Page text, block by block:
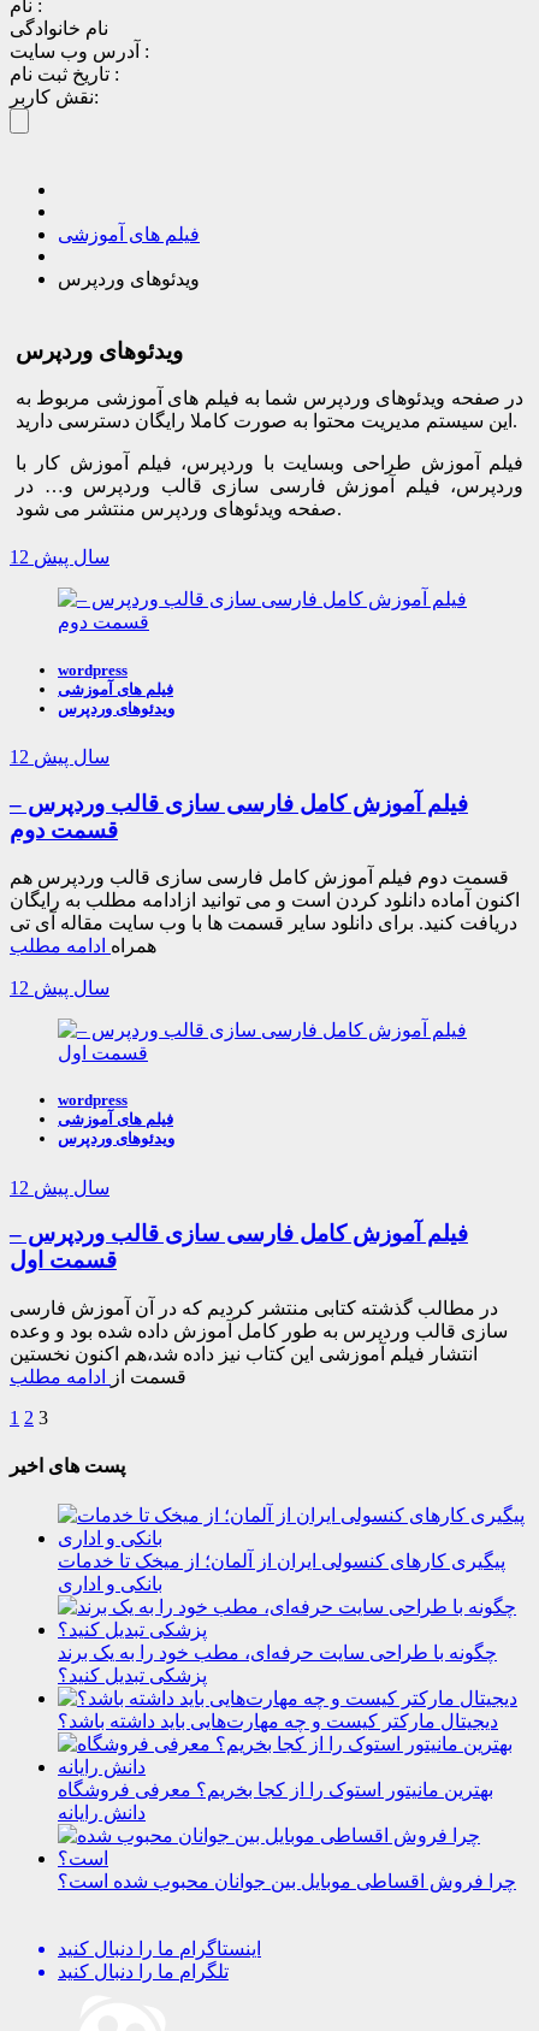
نام :
نام خانوادگی
آدرس وب سایت :
تاریخ ثبت نام :
نقش کاربر:
فیلم های آموزشی
ویدئوهای وردپرس
ویدئوهای وردپرس
در صفحه ویدئوهای وردپرس شما به فیلم های آموزشی مربوط به
این سیستم مدیریت محتوا به صورت کاملا رایگان دسترسی دارید.
فیلم آموزش طراحی وبسایت با وردپرس، فیلم آموزش کار با
وردپرس، فیلم آموزش فارسی سازی قالب وردپرس و… در
صفحه ویدئوهای وردپرس منتشر می شود.
12 سال پیش
wordpress
فیلم های آموزشی
ویدئوهای وردپرس
12 سال پیش
فیلم آموزش کامل فارسی سازی قالب وردپرس –
قسمت دوم
قسمت دوم فیلم آموزش کامل فارسی سازی قالب وردپرس هم
اکنون آماده دانلود کردن است و می توانید ازادامه مطلب به رایگان
دریافت کنید. برای دانلود سایر قسمت ها با وب سایت مقاله آی تی
همراه ادامه مطلب
12 سال پیش
wordpress
فیلم های آموزشی
ویدئوهای وردپرس
12 سال پیش
فیلم آموزش کامل فارسی سازی قالب وردپرس –
قسمت اول
در مطالب گذشته کتابی منتشر کردیم که در آن آموزش فارسی
سازی قالب وردپرس به طور کامل آموزش داده شده بود و وعده
انتشار فیلم آموزشی این کتاب نیز داده شد،هم اکنون نخستین
قسمت از
ادامه مطلب
1 2 3
پست های اخیر
پیگیری کارهای کنسولی ایران از آلمان؛ از میخک تا خدمات
بانکی و اداری
چگونه با طراحی سایت حرفه‌ای، مطب خود را به یک برند
پزشکی تبدیل کنید؟
دیجیتال مارکتر کیست و چه مهارت‌هایی باید داشته باشد؟
بهترین مانیتور استوک را از کجا بخریم؟ معرفی فروشگاه
دانش رایانه
چرا فروش اقساطی موبایل بین جوانان محبوب شده است؟
اینستاگرام ما را دنبال کنید
تلگرام ما را دنبال کنید